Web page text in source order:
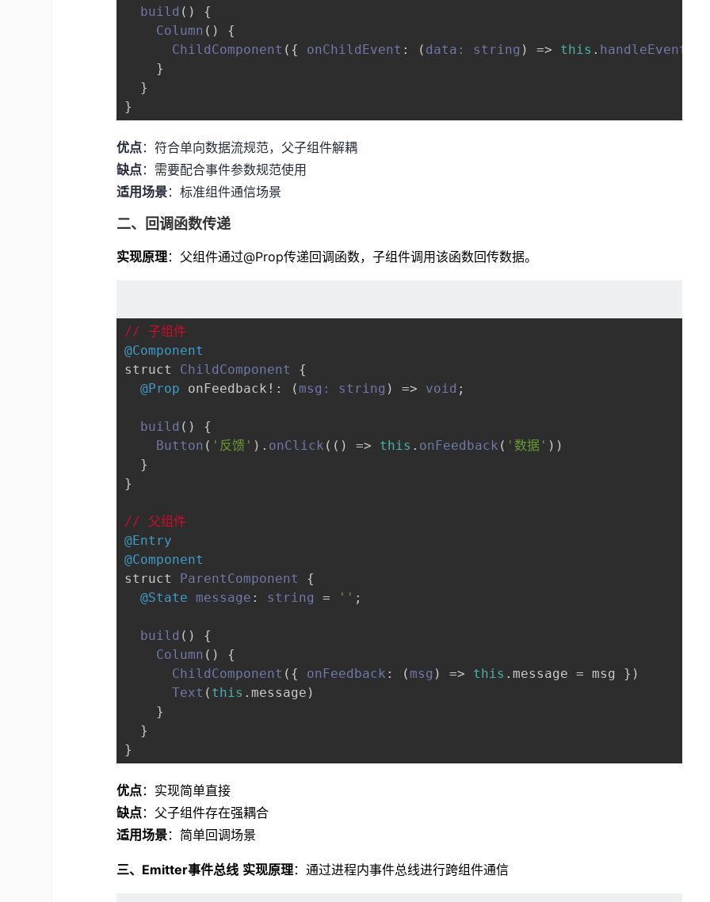
build ( ) {
Column () {
ChildComponent ({ onChildEvent : ( data: string ) => this . handleEvent
    }
  }
优点：符合单向数据流规范，父子组件解耦
缺点：需要配合事件参数规范使用
适用场景：标准组件通信场景
二、回调函数传递
实现原理：父组件通过@Prop传递回调函数，子组件调用该函数回传数据。
// 子组件
@Component
struct ChildComponent
{
@Prop onFeedback!: ( msg: string ) => void ;
build ( ) {
Button ( '反馈' ). onClick ( () => this . onFeedback ( '数据' ))
  }
}
// 父组件
@Entry
@Component
struct ParentComponent
{
@State
message : string = '' ;
build ( ) {
Column () {
ChildComponent ({ onFeedback : ( msg ) => this . message = msg })
Text ( this . message )
    }
  }
优点：实现简单直接
缺点：父子组件存在强耦合
适用场景：简单回调场景
三、Emitter事件总线 实现原理：通过进程内事件总线进行跨组件通信